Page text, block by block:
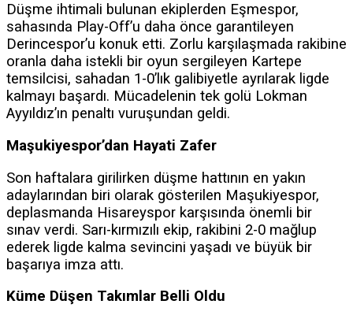
Düşme ihtimali bulunan ekiplerden Eşmespor,
sahasında Play-Off’u daha önce garantileyen
Derincespor’u konuk etti. Zorlu karşılaşmada rakibine
oranla daha istekli bir oyun sergileyen Kartepe
temsilcisi, sahadan 1-0’lık galibiyetle ayrılarak ligde
kalmayı başardı. Mücadelenin tek golü Lokman
Ayyıldız’ın penaltı vuruşundan geldi.
Maşukiyespor’dan Hayati Zafer
Son haftalara girilirken düşme hattının en yakın
adaylarından biri olarak gösterilen Maşukiyespor,
deplasmanda Hisareyspor karşısında önemli bir
sınav verdi. Sarı-kırmızılı ekip, rakibini 2-0 mağlup
ederek ligde kalma sevincini yaşadı ve büyük bir
başarıya imza attı.
Küme Düşen Takımlar Belli Oldu